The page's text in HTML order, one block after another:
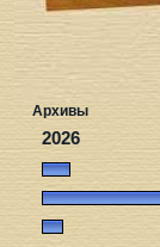
Архивы
2026